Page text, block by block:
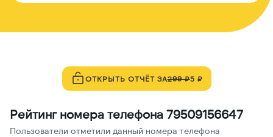
ОТКРЫТЬ ОТЧЁТ ЗА299 ₽5 ₽
Рейтинг номера телефона 79509156647
Пользователи отметили данный номера телефона